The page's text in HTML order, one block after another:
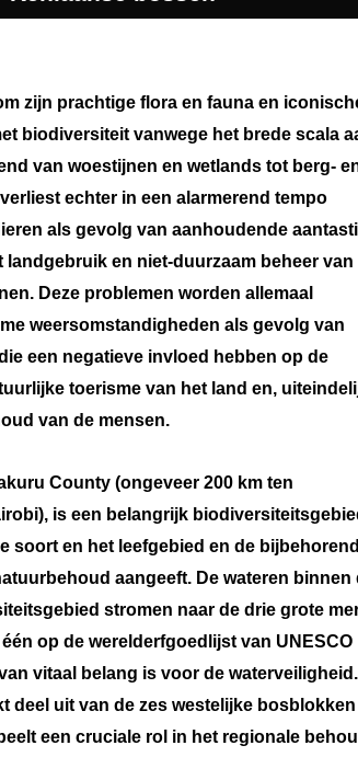
zijn prachtige flora en fauna en
biodiversiteit vanwege het brede scala
van woestijnen en wetlands tot berg-
echter in een alarmerend tempo
als gevolg van aanhoudende
landgebruik en niet-duurzaam beheer van
Deze problemen worden allemaal
weersomstandigheden als gevolg van
een negatieve invloed hebben op de
toerisme van het land en,
van de mensen.
County (ongeveer 200 km ten
is een belangrijk
soort en het leefgebied en de
aangeeft. De wateren binnen
stromen naar de drie grote
op de werelderfgoedlijst van UNESCO
vitaal belang is voor de waterveiligheid.
deel uit van de zes westelijke
een cruciale rol in het regionale